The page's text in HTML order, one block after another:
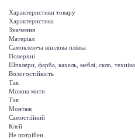
Характеристики товару
Характеристика
Значення
Матеріал
Самоклеюча вінілова плівка
Поверхні
Шпалери, фарба, кахель, меблі, скло, техніка
Вологостійкість
Так
Можна мити
Так
Монтаж
Самостійний
Клей
Не потрібен